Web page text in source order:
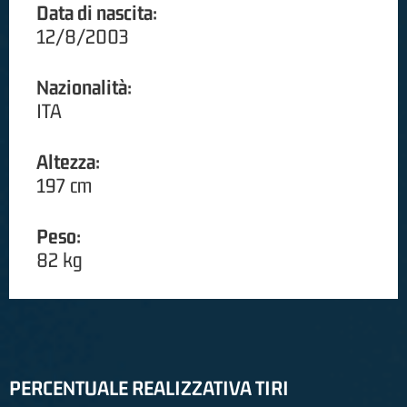
Data di nascita:
12/8/2003
Nazionalità:
ITA
Altezza:
197 cm
Peso:
82 kg
PERCENTUALE REALIZZATIVA TIRI